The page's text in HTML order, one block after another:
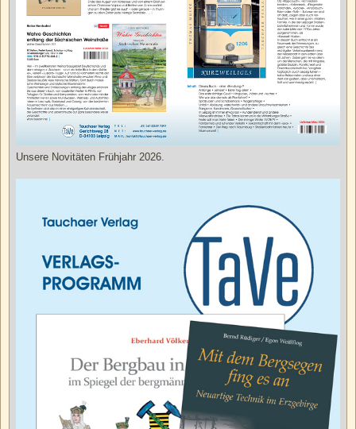
Unsere Novitäten Frühjahr 2026.